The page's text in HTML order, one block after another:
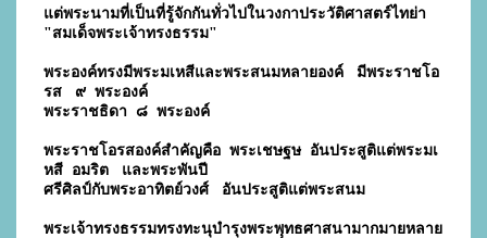
แต่พระนามที่เป็นที่รู้จักกันทั่วไปในวงกาประวัติศาสตร์ไทย่า
"สมเด็จพระเจ้าทรงธรรม"
พระองค์ทรงมีพระมเหสีและพระสนมหลายองค์   มีพระราชโอ
รส   ๙  พระองค์
พระราชธิดา  ๘  พระองค์
พระราชโอรสองค์สำคัญคือ  พระเชษฐษ  อันประสูติแต่พระมเ
หสี  อมริต   และพระพันปี
ศรีศิลป์กับพระอาทิตย์วงศ์   อันประสูติแต่พระสนม
พระเจ้าทรงธรรมทรงทะนุบำรุงพระพุุทธศาสนามากมายหลาย